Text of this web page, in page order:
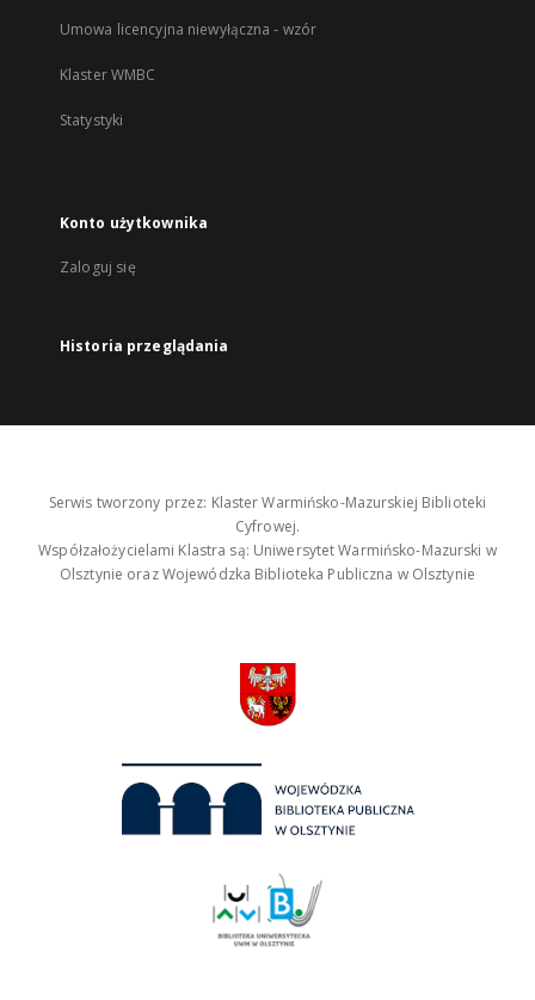
Umowa licencyjna niewyłączna - wzór
Klaster WMBC
Statystyki
Konto użytkownika
Zaloguj się
Historia przeglądania
Serwis tworzony przez: Klaster Warmińsko-Mazurskiej Biblioteki
Cyfrowej.
Współzałożycielami Klastra są: Uniwersytet Warmińsko-Mazurski w
Olsztynie oraz Wojewódzka Biblioteka Publiczna w Olsztynie